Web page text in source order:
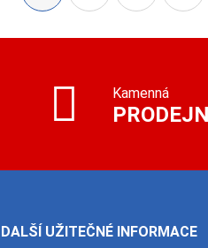
Kamenná
DALŠÍ UŽITEČNÉ INFORMACE